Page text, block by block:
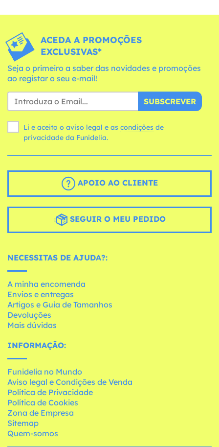
ACEDA A PROMOÇÕES
EXCLUSIVAS*
Seja o primeiro a saber das novidades e promoções
ao registar o seu e-mail!
SUBSCREVER
Li e aceito o aviso legal e as condições
privacidade da Funidelia.
APOIO AO CLIENTE
SEGUIR O MEU PEDIDO
NECESSITAS DE AJUDA?:
A minha encomenda
Envios e entregas
Artigos e Guia de Tamanhos
Devoluções
Mais dúvidas
INFORMAÇÃO:
Funidelia no Mundo
Aviso legal e Condições de Venda
Política de Privacidade
Política de Cookies
Zona de Empresa
Sitemap
Quem-somos